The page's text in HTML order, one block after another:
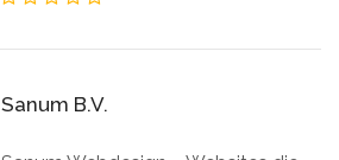
Sanum B.V.